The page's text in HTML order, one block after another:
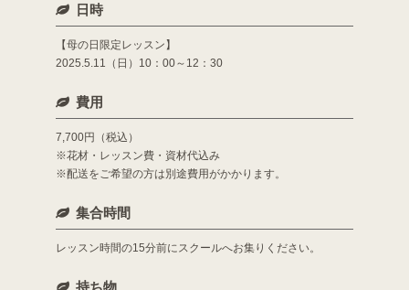
日時
【母の日限定レッスン】
2025.5.11（日）10：00～12：30
費用
7,700円（税込）
※花材・レッスン費・資材代込み
※配送をご希望の方は別途費用がかかります。
集合時間
レッスン時間の15分前にスクールへお集りください。